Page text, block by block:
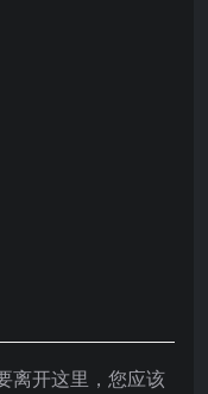
离开这里，您应该